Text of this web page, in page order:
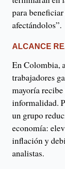
para
afectándolos”.
ALCANCE
En Colombia,
trabajadores
mayoría recibe
informalidad.
un grupo
economía:
inflación y
analistas.